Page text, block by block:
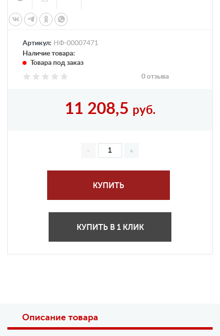
Артикул: НФ-00007471
Наличие товара:
Товара под заказ
0 отзыва
11 208,5 руб.
КУПИТЬ
КУПИТЬ В 1 КЛИК
Описание товара